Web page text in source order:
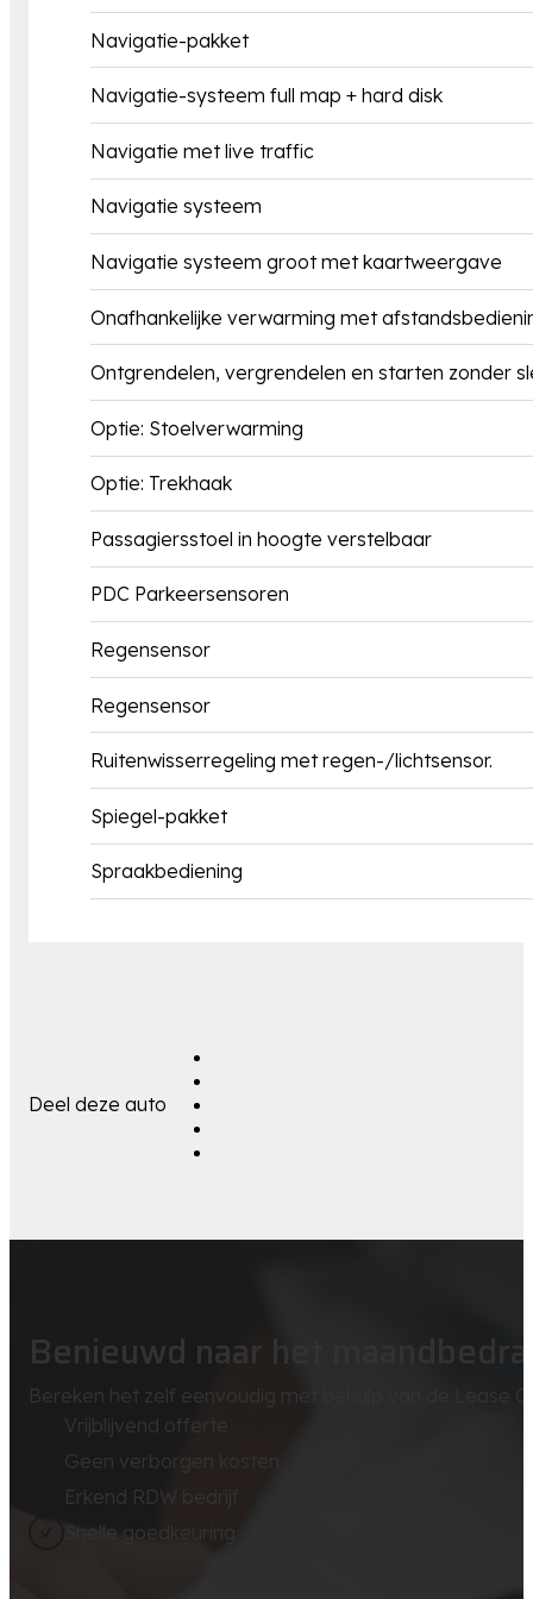
Navigatie-pakket
Navigatie-systeem full map + hard disk
Navigatie met live traffic
Navigatie systeem
Navigatie systeem groot met kaartweergave
Onafhankelijke verwarming met
Ontgrendelen, vergrendelen en starten zonder
Optie: Stoelverwarming
Optie: Trekhaak
Passagiersstoel in hoogte verstelbaar
PDC Parkeersensoren
Regensensor
Regensensor
Ruitenwisserregeling met regen-/lichtsensor.
Spiegel-pakket
Spraakbediening
Deel deze auto
Benieuwd naar het
Bereken het zelf eenvoudig met behulp van de Lease
Vrijblijvend offerte
Geen verborgen kosten
Erkend RDW bedrijf
Snelle goedkeuring